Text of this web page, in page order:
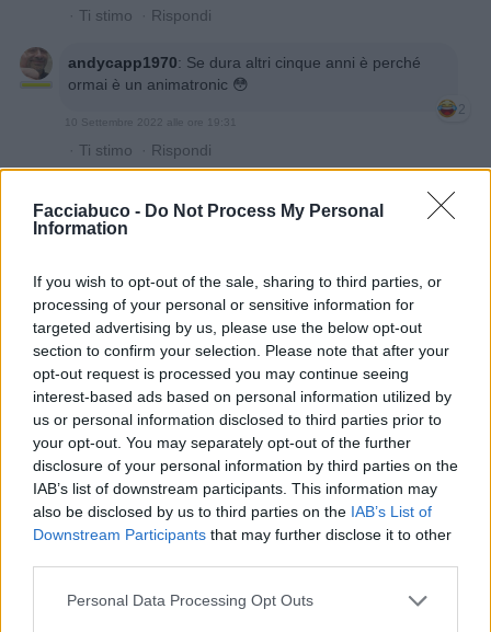
Facciabuco - Do Not Process My Personal
Information
If you wish to opt-out of the sale, sharing to third parties, or
processing of your personal or sensitive information for
targeted advertising by us, please use the below opt-out
section to confirm your selection. Please note that after your
opt-out request is processed you may continue seeing
interest-based ads based on personal information utilized by
us or personal information disclosed to third parties prior to
your opt-out. You may separately opt-out of the further
disclosure of your personal information by third parties on the
IAB’s list of downstream participants. This information may
also be disclosed by us to third parties on the IAB’s List of
Downstream Participants that may further disclose it to other
Personal Data Processing Opt Outs
· Ti stimo · Rispondi
andycapp1970: Se dura altri cinque anni è perché
ormai è un animatronic 😳
2
10 Settembre 2022 alle ore 19:31
· Ti stimo · Rispondi
10 Settembre 2022 alle ore 20:41
andycapp1970:Fatinakiller sto finendo un ottima
bottiglia di mirto. Ti dico domani 😊
10 Settembre 2022 alle ore 23:05
·Ti stimo ·Rispondi
Syrdal: Serena giornata
20 Settembre 2022 alle ore 06:14
·Ti stimo· Rispondi
okkaz20 livello 6